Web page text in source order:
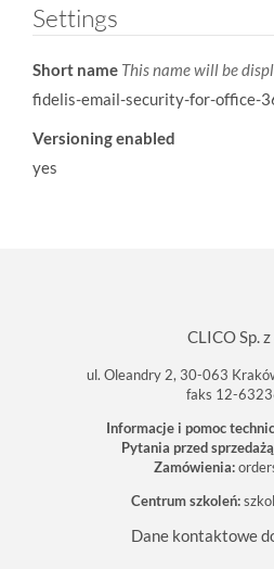
Settings
Short name This name will be
fidelis-email-security-for-office-
Versioning enabled
yes
CLICO Sp. z
ul. Oleandry 2, 30-063
faks 12-
Informacje i pomoc
Pytania przed
Zamówienia:
Centrum szkoleń:
Dane kontaktowe